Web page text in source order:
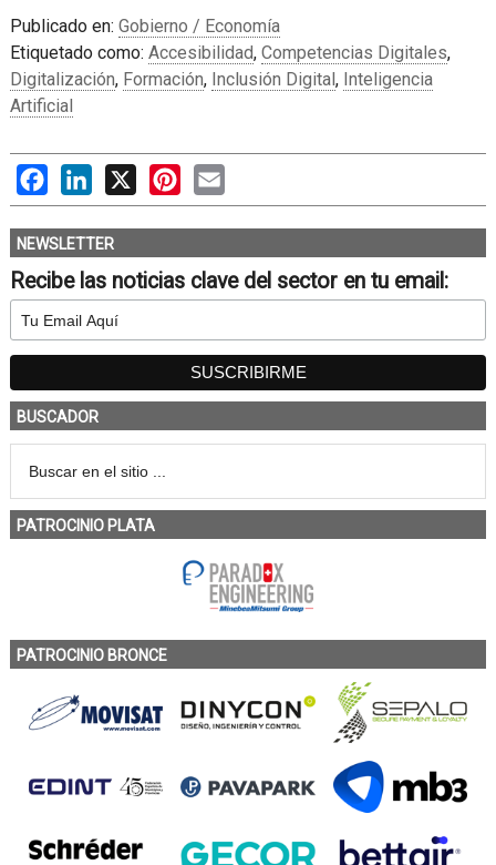
Publicado en: Gobierno / Economía
Etiquetado como: Accesibilidad, Competencias Digitales,
Digitalización, Formación, Inclusión Digital , Inteligencia
Artificial
FacebookLinkedIn Pinterest
NEWSLETTER
Recibe las noticias clave del sector en tu email:
BUSCADOR
PATROCINIO PLATA
PATROCINIO BRONCE